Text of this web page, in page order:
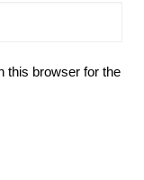
this browser for the